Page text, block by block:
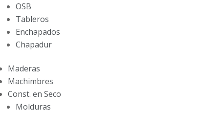
OSB
Tableros
Enchapados
Chapadur
Maderas
Machimbres
Const. en Seco
Molduras